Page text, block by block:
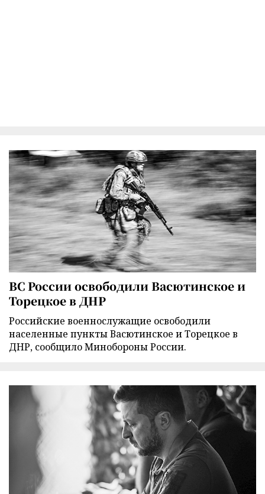
ВС России освободили Васютинское и
Торецкое в ДНР
Российские военнослужащие освободили
населенные пункты Васютинское и Торецкое в
ДНР, сообщило Минобороны России.